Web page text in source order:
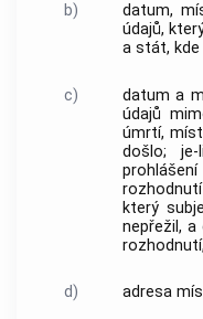
b)
datum,
údajů,
a stát, kde
c)
datum a
údajů
úmrtí,
došlo;
který
nepřežil,
rozhodnutí,
d) adresa